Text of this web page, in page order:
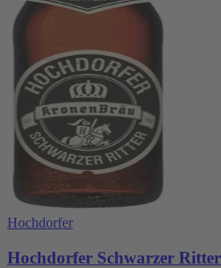
Hochdorfer
Hochdorfer Schwarzer Ritter